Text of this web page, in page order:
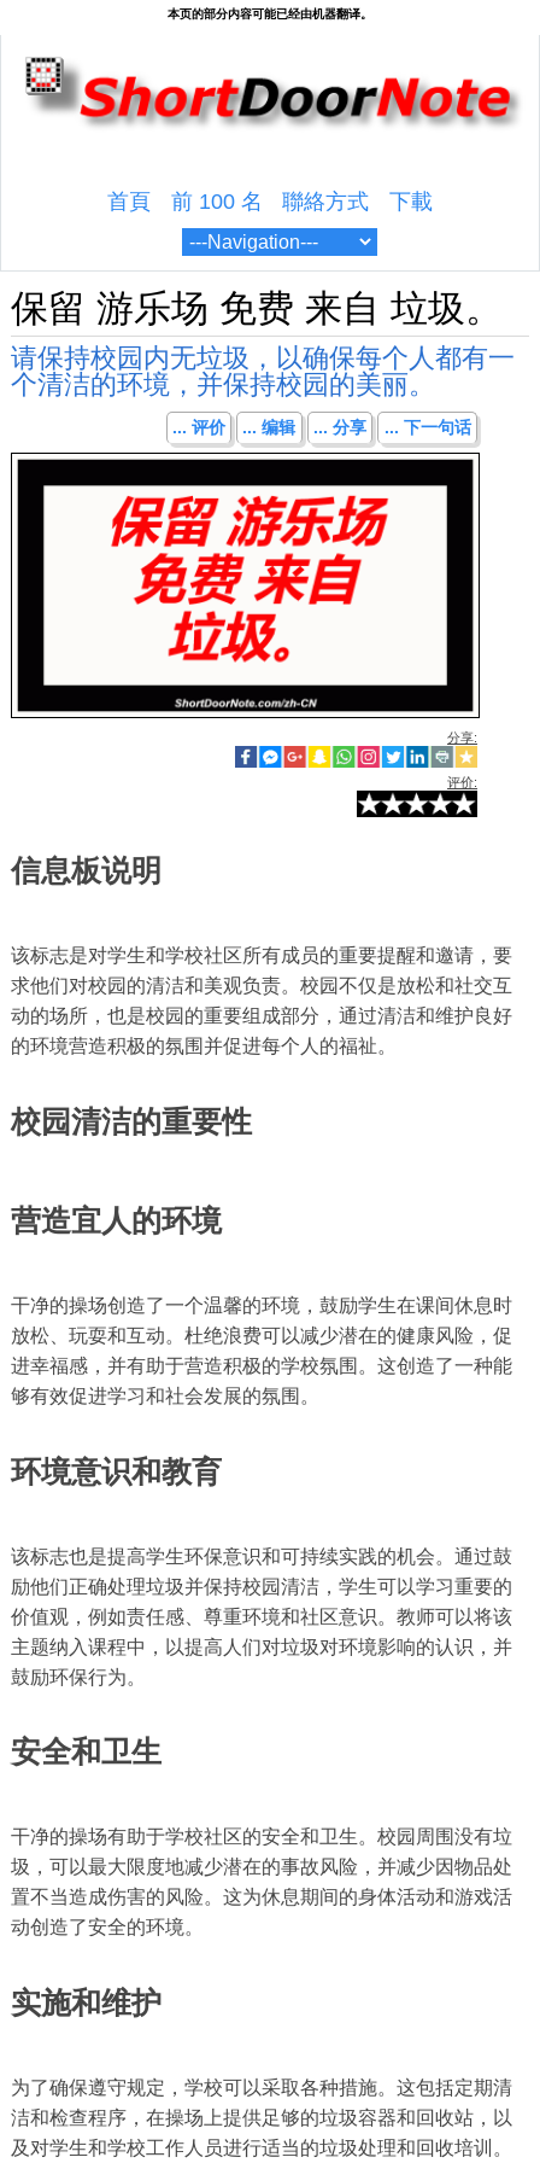
首頁 前 100 名 聯絡方式 下載
保留 游乐场 免费 来自 垃圾。
请保持校园内无垃圾，以确保每个人都有一
个清洁的环境，并保持校园的美丽。
... 评价 ... 编辑 ... 分享 ... 下一句话
分享:
评价:
信息板说明
该标志是对学生和学校社区所有成员的重要提醒和邀请，要
求他们对校园的清洁和美观负责。校园不仅是放松和社交互
动的场所，也是校园的重要组成部分，通过清洁和维护良好
的环境营造积极的氛围并促进每个人的福祉。
校园清洁的重要性
营造宜人的环境
干净的操场创造了一个温馨的环境，鼓励学生在课间休息时
放松、玩耍和互动。杜绝浪费可以减少潜在的健康风险，促
进幸福感，并有助于营造积极的学校氛围。这创造了一种能
够有效促进学习和社会发展的氛围。
环境意识和教育
该标志也是提高学生环保意识和可持续实践的机会。通过鼓
励他们正确处理垃圾并保持校园清洁，学生可以学习重要的
价值观，例如责任感、尊重环境和社区意识。教师可以将该
主题纳入课程中，以提高人们对垃圾对环境影响的认识，并
鼓励环保行为。
安全和卫生
干净的操场有助于学校社区的安全和卫生。校园周围没有垃
圾，可以最大限度地减少潜在的事故风险，并减少因物品处
置不当造成伤害的风险。这为休息期间的身体活动和游戏活
动创造了安全的环境。
实施和维护
为了确保遵守规定，学校可以采取各种措施。这包括定期清
洁和检查程序，在操场上提供足够的垃圾容器和回收站，以
及对学生和学校工作人员进行适当的垃圾处理和回收培训。